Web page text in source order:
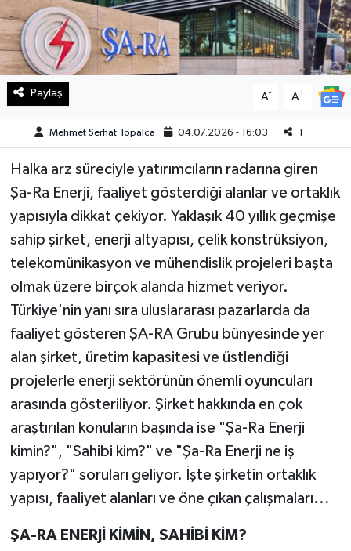
Paylaş A- A+
Mehmet Serhat Topalca 04.07.2026 - 16:03 1
Halka arz süreciyle yatırımcıların radarına giren
Şa-Ra Enerji, faaliyet gösterdiği alanlar ve ortaklık
yapısıyla dikkat çekiyor. Yaklaşık 40 yıllık geçmişe
sahip şirket, enerji altyapısı, çelik konstrüksiyon,
telekomünikasyon ve mühendislik projeleri başta
olmak üzere birçok alanda hizmet veriyor.
Türkiye'nin yanı sıra uluslararası pazarlarda da
faaliyet gösteren ŞA-RA Grubu bünyesinde yer
alan şirket, üretim kapasitesi ve üstlendiği
projelerle enerji sektörünün önemli oyuncuları
arasında gösteriliyor. Şirket hakkında en çok
araştırılan konuların başında ise "Şa-Ra Enerji
kimin?", "Sahibi kim?" ve "Şa-Ra Enerji ne iş
yapıyor?" soruları geliyor. İşte şirketin ortaklık
yapısı, faaliyet alanları ve öne çıkan çalışmaları...
ŞA-RA ENERJİ KİMİN, SAHİBİ KİM?
Manşetler
Resmi İlan
Sağlık
Spor
SürManşet
Teknoloji
Yaşam
KAHRAMANMARAŞ